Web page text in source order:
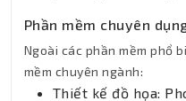
Phần mềm chuyên
Ngoài các phần mềm phổ
mềm chuyên ngành:
Thiết kế đồ họa: